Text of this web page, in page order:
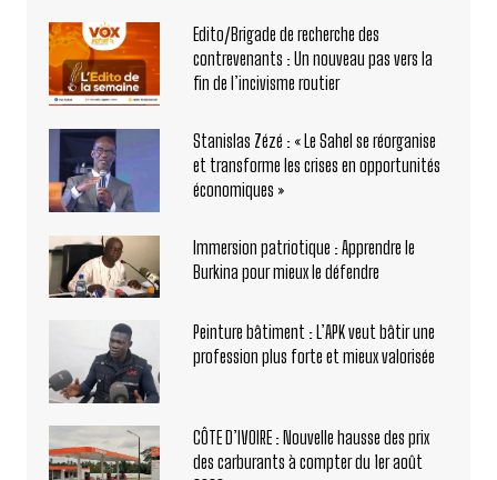
Edito/Brigade de recherche des
contrevenants : Un nouveau pas vers la
fin de l’incivisme routier
Stanislas Zézé : « Le Sahel se réorganise
et transforme les crises en opportunités
économiques »
Immersion patriotique : Apprendre le
Burkina pour mieux le défendre
Peinture bâtiment : L’APK veut bâtir une
profession plus forte et mieux valorisée
CÔTE D’IVOIRE : Nouvelle hausse des prix
des carburants à compter du 1er août